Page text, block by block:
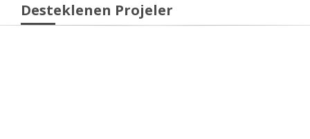
Desteklenen Projeler